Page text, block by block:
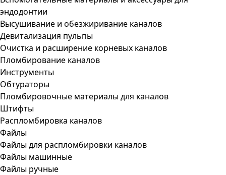
эндодонтии
Высушивание и обезжиривание каналов
Девитализация пульпы
Очистка и расширение корневых каналов
Пломбирование каналов
Инструменты
Обтураторы
Пломбировочные материалы для каналов
Штифты
Распломбировка каналов
Файлы
Файлы для распломбировки каналов
Файлы машинные
Файлы ручные